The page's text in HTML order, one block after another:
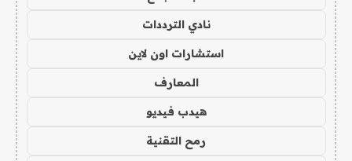
نادي الترددات
استشارات اون لاين
المعارف
هيدب فيديو
رمح التقنية